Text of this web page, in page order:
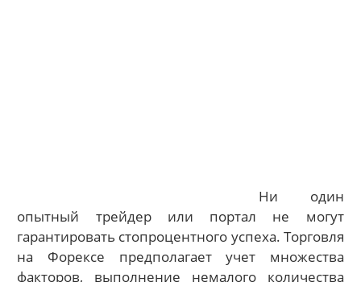
Ни один
опытный трейдер или портал не могут
гарантировать стопроцентного успеха. Торговля
на Форексе предполагает учет множества
факторов, выполнение немалого количества